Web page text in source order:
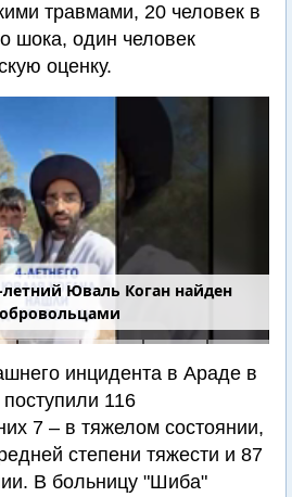
травмами, 20 человек в
шока, один человек
оценку.
летний Юваль Коган найден
инцидента в Араде в
116
7 – в тяжелом состоянии,
степени тяжести и 87
В больницу "Шиба"